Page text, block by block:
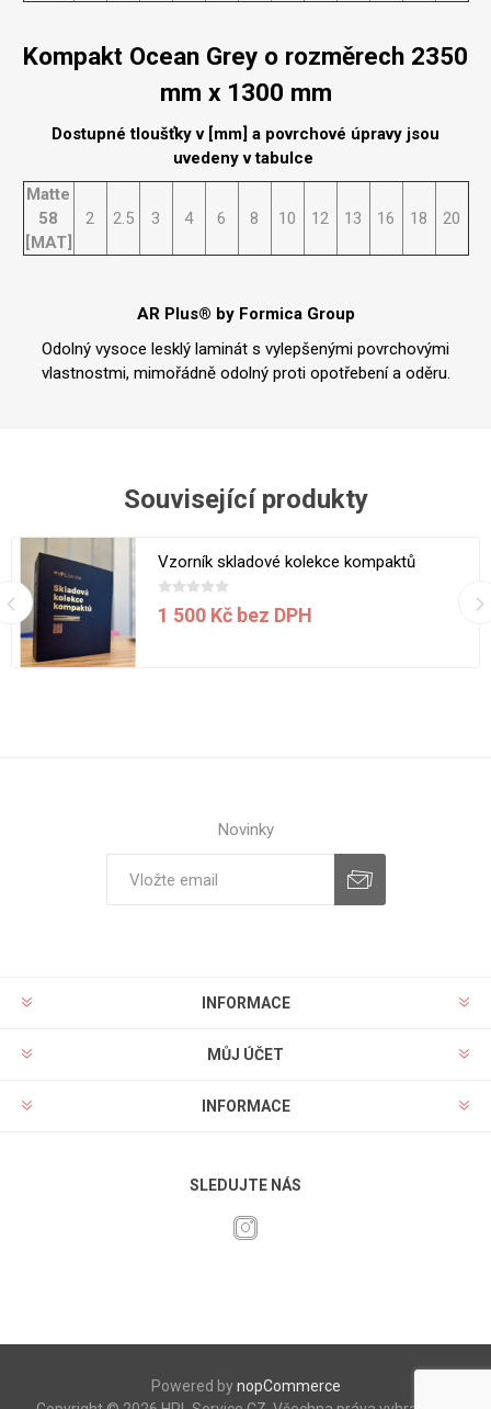
Kompakt Ocean Grey o rozměrech 2350
mm x 1300 mm
Dostupné tloušťky v [mm] a povrchové úpravy jsou
uvedeny v tabulce
Matte
58
[MAT]
2 2.5 3 4 6 8 10 12 13 16 18 20
AR Plus® by Formica Group
Odolný vysoce lesklý laminát s vylepšenými povrchovými
vlastnostmi, mimořádně odolný proti opotřebení a oděru.
Související produkty
Vzorník skladové kolekce kompaktů
1 500 Kč bez DPH
Novinky
INFORMACE
MŮJ ÚČET
INFORMACE
SLEDUJTE NÁS
Powered bynopCommerce